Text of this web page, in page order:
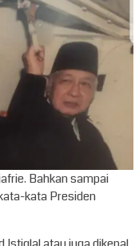
Bahkan sampai
kata Presiden